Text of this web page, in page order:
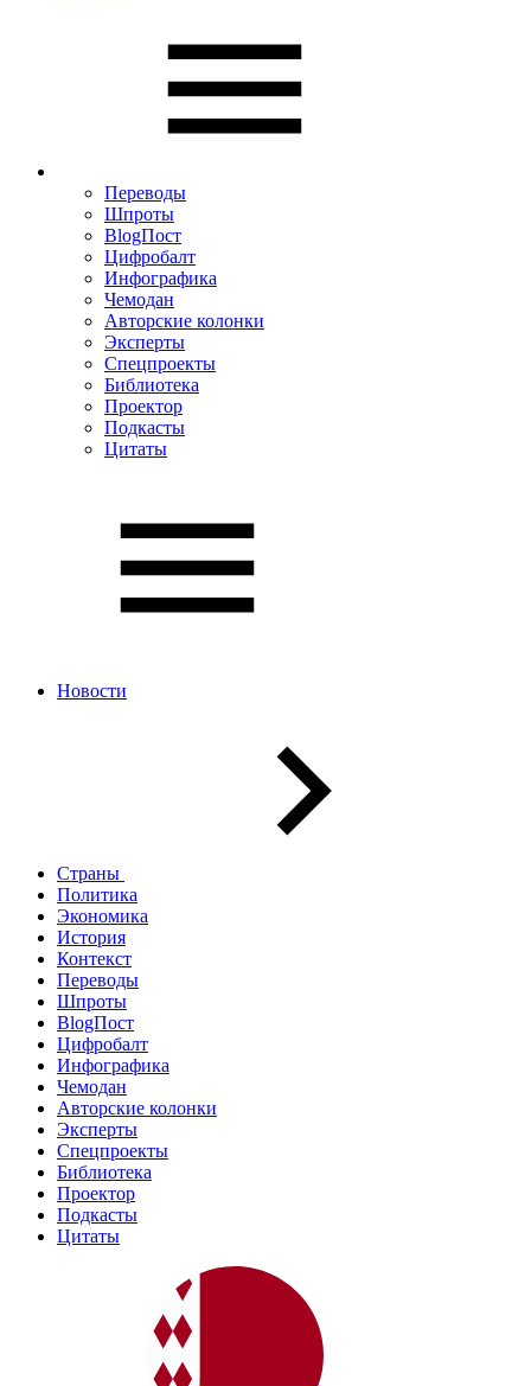
Переводы
Шпроты
BlogПост
Цифробалт
Инфографика
Чемодан
Авторские колонки
Эксперты
Спецпроекты
Библиотека
Проектор
Подкасты
Цитаты
Новости
Страны
Политика
Экономика
История
Контекст
Переводы
Шпроты
BlogПост
Цифробалт
Инфографика
Чемодан
Авторские колонки
Эксперты
Спецпроекты
Библиотека
Проектор
Подкасты
Цитаты